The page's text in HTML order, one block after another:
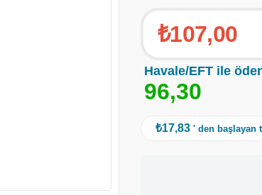
₺107,00
Havale/EFT ile
96,30
₺17,83 ' den başlayan